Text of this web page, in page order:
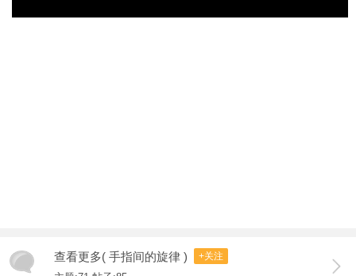
查看更多( 手指间的旋律 ) +关注